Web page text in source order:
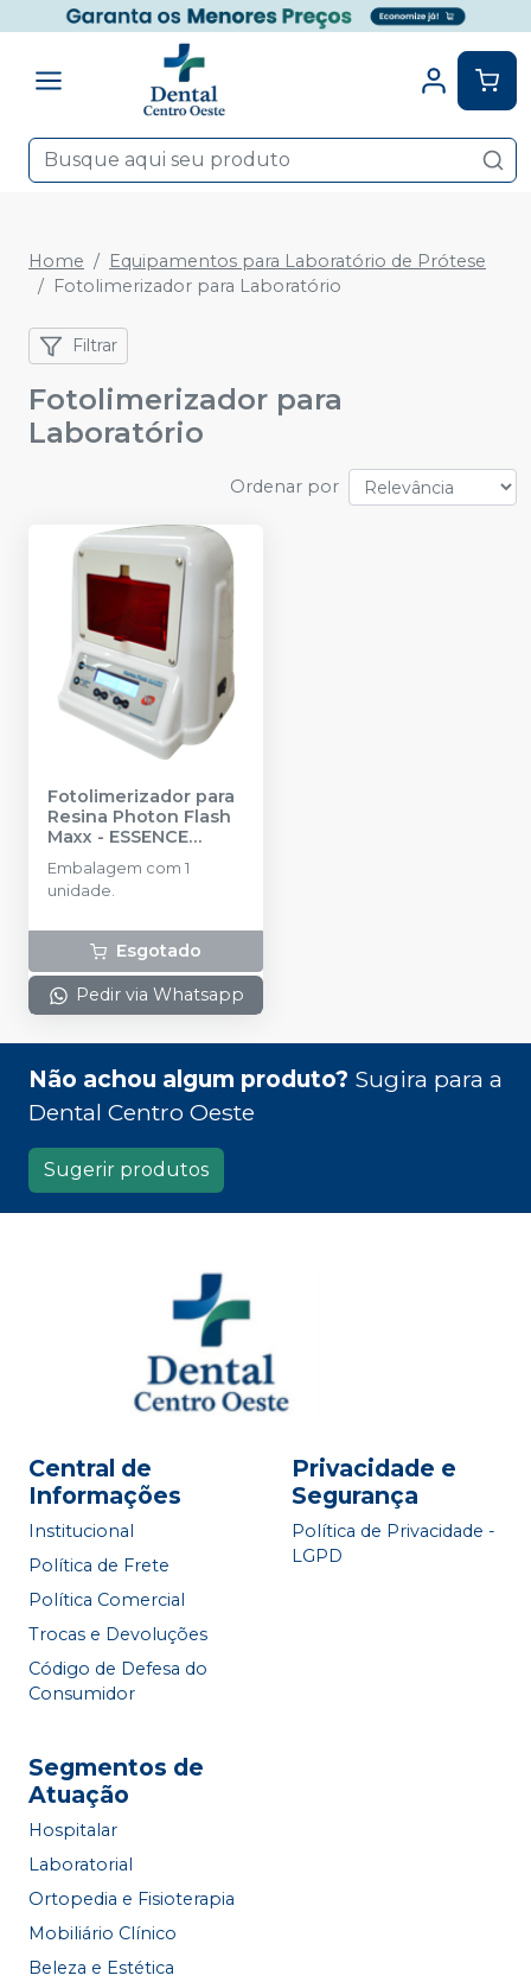
Home
Equipamentos para Laboratório de Prótese
Fotolimerizador para Laboratório
Filtrar
Fotolimerizador para
Laboratório
Ordenar por
Fotolimerizador para
Resina Photon Flash
Maxx - ESSENCE
DENTAL
Embalagem com 1
unidade.
Esgotado
Pedir via Whatsapp
Não achou algum produto? Sugira para a
Dental Centro Oeste
Sugerir produtos
Central de
Informações
Institucional
Política de Frete
Política Comercial
Trocas e Devoluções
Código de Defesa do
Consumidor
Privacidade e
Segurança
Política de Privacidade -
LGPD
Segmentos de
Atuação
Hospitalar
Laboratorial
Ortopedia e Fisioterapia
Mobiliário Clínico
Beleza e Estética